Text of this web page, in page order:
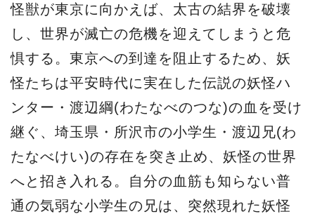
怪獣が東京に向かえば、太古の結界を破壊
し、世界が滅亡の危機を迎えてしまうと危
惧する。東京への到達を阻止するため、妖
怪たちは平安時代に実在した伝説の妖怪ハ
ンター・渡辺綱(わたなべのつな)の血を受け
継ぐ、埼玉県・所沢市の小学生・渡辺兄(わ
たなべけい)の存在を突き止め、妖怪の世界
へと招き入れる。自分の血筋も知らない普
通の気弱な小学生の兄は、突然現れた妖怪